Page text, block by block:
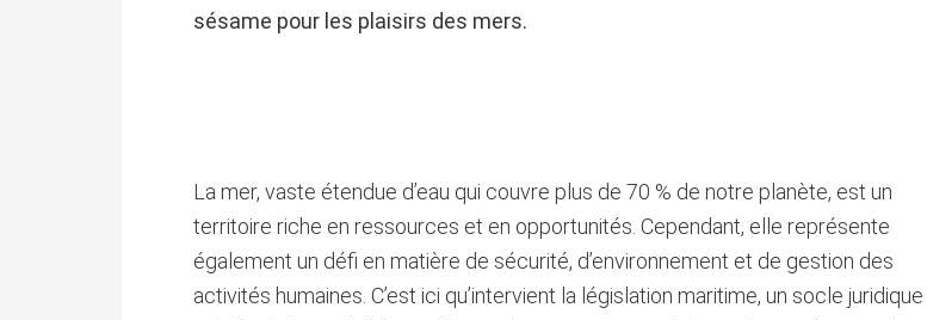
sésame pour les plaisirs des mers.
La mer, vaste étendue d’eau qui couvre plus de 70 % de notre planète, est un
territoire riche en ressources et en opportunités. Cependant, elle représente
également un défi en matière de sécurité, d’environnement et de gestion des
activités humaines. C’est ici qu’intervient la législation maritime, un socle juridique